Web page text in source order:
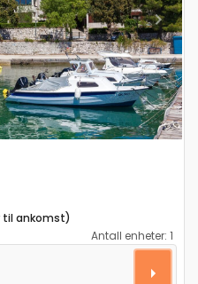
Next
til ankomst)
Antall enheter: 1
22270-a